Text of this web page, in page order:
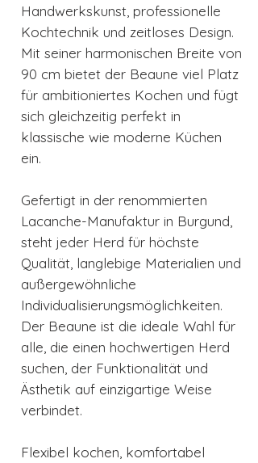
Handwerkskunst, professionelle
Kochtechnik und zeitloses Design.
Mit seiner harmonischen Breite von
90 cm bietet der Beaune viel Platz
für ambitioniertes Kochen und fügt
sich gleichzeitig perfekt in
klassische wie moderne Küchen
ein.
Gefertigt in der renommierten
Lacanche-Manufaktur in Burgund,
steht jeder Herd für höchste
Qualität, langlebige Materialien und
außergewöhnliche
Individualisierungsmöglichkeiten.
Der Beaune ist die ideale Wahl für
alle, die einen hochwertigen Herd
suchen, der Funktionalität und
Ästhetik auf einzigartige Weise
verbindet.
Flexibel kochen, komfortabel